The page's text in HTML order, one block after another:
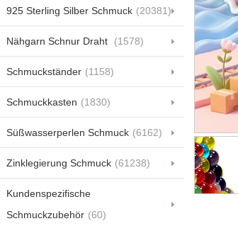
925 Sterling Silber Schmuck (20381)
Nähgarn Schnur Draht (1578)
Schmuckständer (1158)
Schmuckkasten (1830)
Süßwasserperlen Schmuck (6162)
Zinklegierung Schmuck (61238)
Kundenspezifische
Schmuckzubehör (60)